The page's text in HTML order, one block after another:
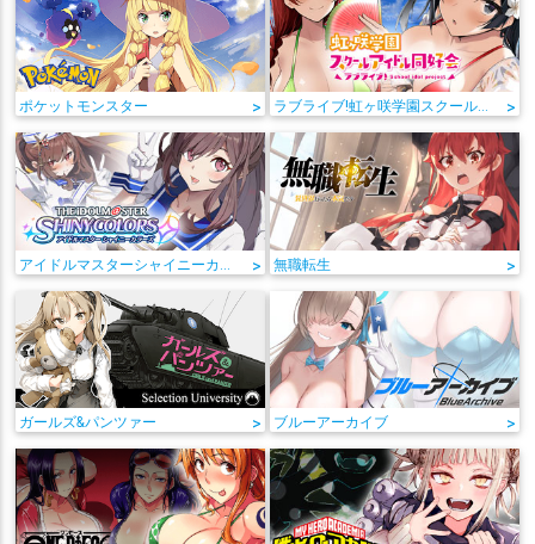
ポケットモンスター > ラブライブ!虹ヶ咲学園スクールアイドル同好会 >
> 無職転生 >
ガールズ&パンツァー > ブルーアーカイブ >